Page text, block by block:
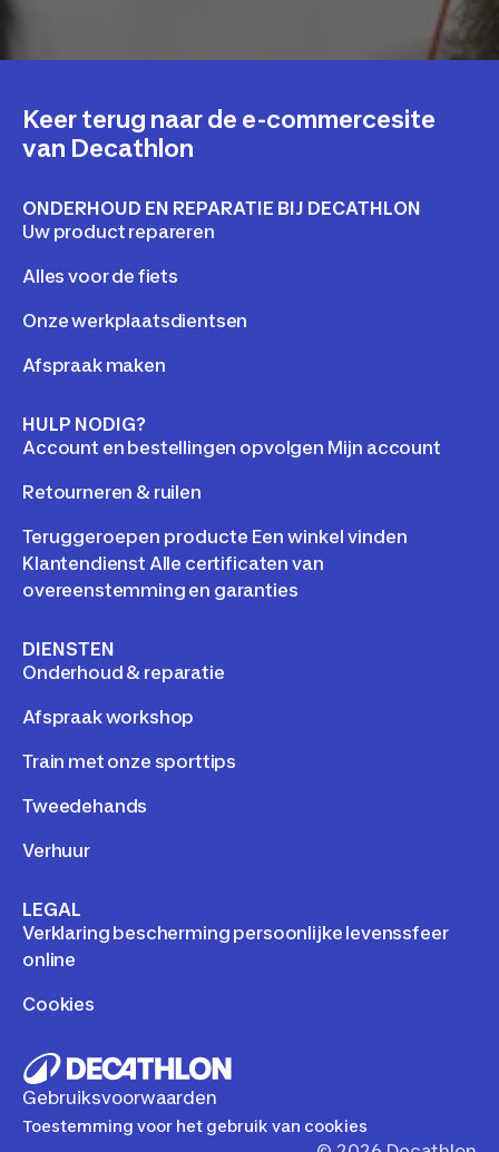
Keer terug naar de e-commercesite
van Decathlon
ONDERHOUD EN REPARATIE BIJ DECATHLON
Uw product repareren
Alles voor de fiets
Onze werkplaatsdientsen
Afspraak maken
HULP NODIG?
Account en bestellingen opvolgen Mijn account
Retourneren & ruilen
Teruggeroepen producte Een winkel vinden
Klantendienst Alle certificaten van
overeenstemming en garanties
DIENSTEN
Onderhoud & reparatie
Afspraak workshop
Train met onze sporttips
Tweedehands
Verhuur
LEGAL
Verklaring bescherming persoonlijke levenssfeer
online
Cookies
Gebruiksvoorwaarden
Toestemming voor het gebruik van cookies